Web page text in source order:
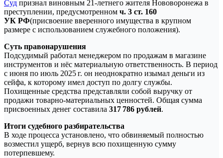
Суд признал виновным 21‑летнего жителя Нововоронежа в
преступлении, предусмотренном ч. 3 ст. 160
УК РФ(присвоение вверенного имущества в крупном
размере с использованием служебного положения).
Суть правонарушения
Подсудимый работал менеджером по продажам в магазине
инструментов и нёс материальную ответственность. В период
с июня по июль 2025 г. он неоднократно изымал деньги из
сейфа, к которому имел доступ по долгу службы.
Похищенные средства представляли собой выручку от
продажи товарно‑материальных ценностей. Общая сумма
присвоенных денег составила 317 786 рублей.
Итоги судебного разбирательства
В ходе процесса установлено, что обвиняемый полностью
возместил ущерб, вернув всю похищенную сумму
потерпевшему.